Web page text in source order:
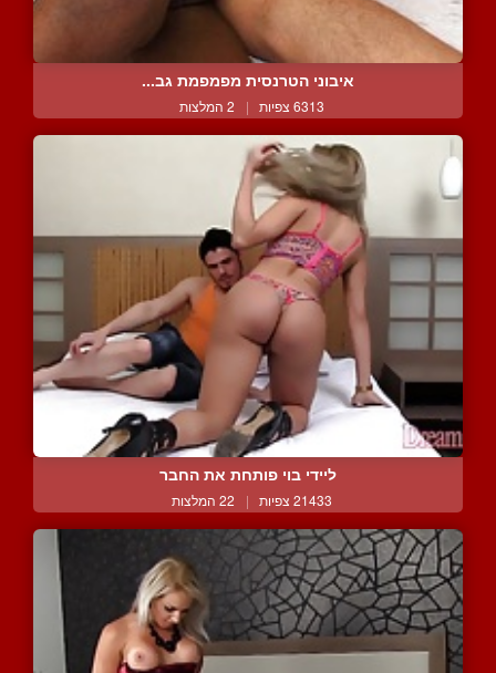
איבוני הטרנסית מפמפמת גב...
6313 צפיות | 2 המלצות
ליידי בוי פותחת את החבר
21433 צפיות | 22 המלצות